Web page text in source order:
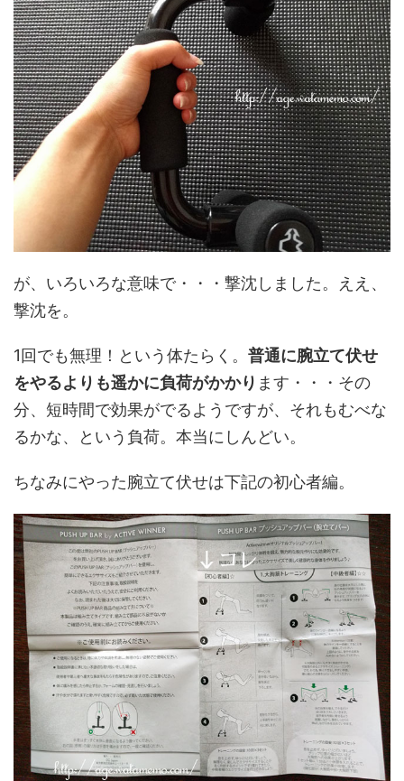
が、いろいろな意味で・・・撃沈しました。ええ、
撃沈を。
1回でも無理！という体たらく。 普通に腕立て伏せ
をやるよりも遥かに負荷がかかり ます・・・その
分、短時間で効果がでるようですが、それもむべな
るかな、という負荷。本当にしんどい。
ちなみにやった腕立て伏せは下記の初心者編。